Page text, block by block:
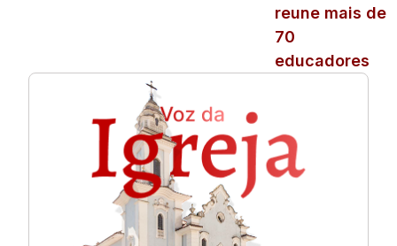
reune mais de
70
educadores